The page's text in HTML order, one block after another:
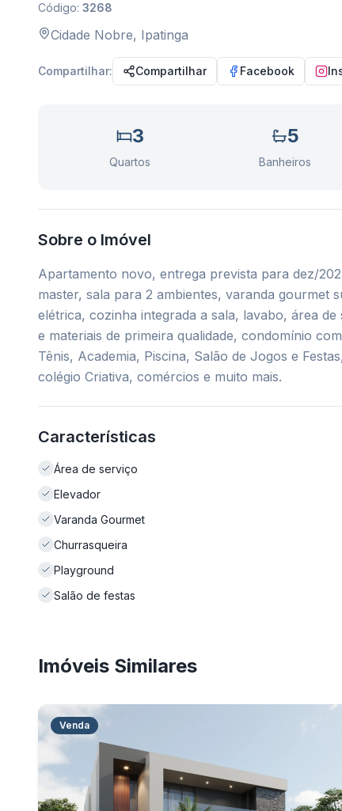
Código: 3268
Cidade Nobre, Ipatinga
Compartilhar: Compartilhar Facebook
3
Quartos
5
Banheiros
Sobre o Imóvel
Apartamento novo, entrega prevista para dez/
master, sala para 2 ambientes, varanda gourmet
elétrica, cozinha integrada a sala, lavabo, área
e materiais de primeira qualidade, condomínio
Tênis, Academia, Piscina, Salão de Jogos e
colégio Criativa, comércios e muito mais.
Características
Área de serviço
Elevador
Varanda Gourmet
Churrasqueira
Playground
Salão de festas
Imóveis Similares
Venda